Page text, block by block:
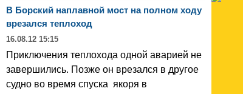
В Борский наплавной мост на полном ходу
врезался теплоход
16.08.12 15:15
Приключения теплохода одной аварией не
завершились. Позже он врезался в другое
судно во время спуска якоря в